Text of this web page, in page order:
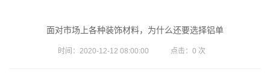
面对市场上各种装饰材料，为什么还要选择铝单
时间：2020-12-12 08:00:00 点击： 0 次